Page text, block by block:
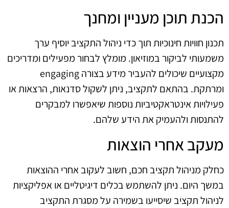
הכנת תוכן מעניין ומחנך
תכנון חוויות חינוכיות תוך כדי ניהול התקציב יוסיף ערך
משמעותי לביקור במוזיאון. מומלץ לבחור מפעילים ומדריכים
מקצועיים שיכולים להעביר מידע בצורה engaging
ומרתקת. בהתאם לתקציב, ניתן לשקול סדנאות, הרצאות או
פעילויות אינטראקטיביות נוספות שיאפשרו למבקרים
להתנסות ולהעמיק את הידע שלהם.
מעקב אחרי הוצאות
כחלק מניהול תקציב חכם, חשוב לעקוב אחרי ההוצאות
במשך היום. ניתן להשתמש בכלים דיגיטליים או אפליקציות
לניהול תקציב שיסייעו בשמירה על מסגרת התקציב